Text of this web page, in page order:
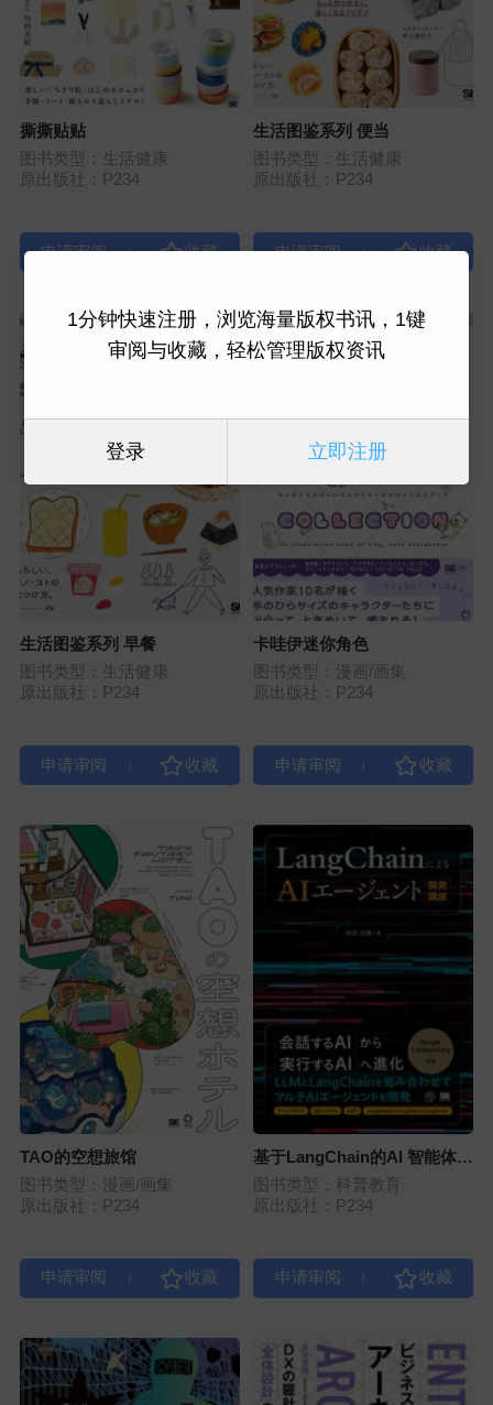
撕撕贴贴
图书类型：生活健康
原出版社：P234
|
生活图鉴系列 便当
图书类型：生活健康
原出版社：P234
|
生活图鉴系列 早餐
图书类型：生活健康
原出版社：P234
卡哇伊迷你角色
图书类型：漫画/画集
原出版社：P234
TAO的空想旅馆
图书类型：漫画/画集
原出版社：P234
基于LangChain的AI 智能体开
发实战
图书类型：科普教育
原出版社：P234
1分钟快速注册，浏览海量版权书讯，1键
审阅与收藏，轻松管理版权资讯
登录 立即注册